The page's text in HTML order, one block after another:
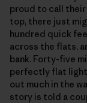
proud to call their
top, there just
hundred quick
across the flats,
bank. Forty-five
perfectly flat light.
out much in the
story is told a